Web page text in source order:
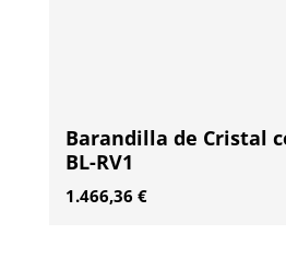
Barandilla de Cristal
BL-RV1
1.466,36 €